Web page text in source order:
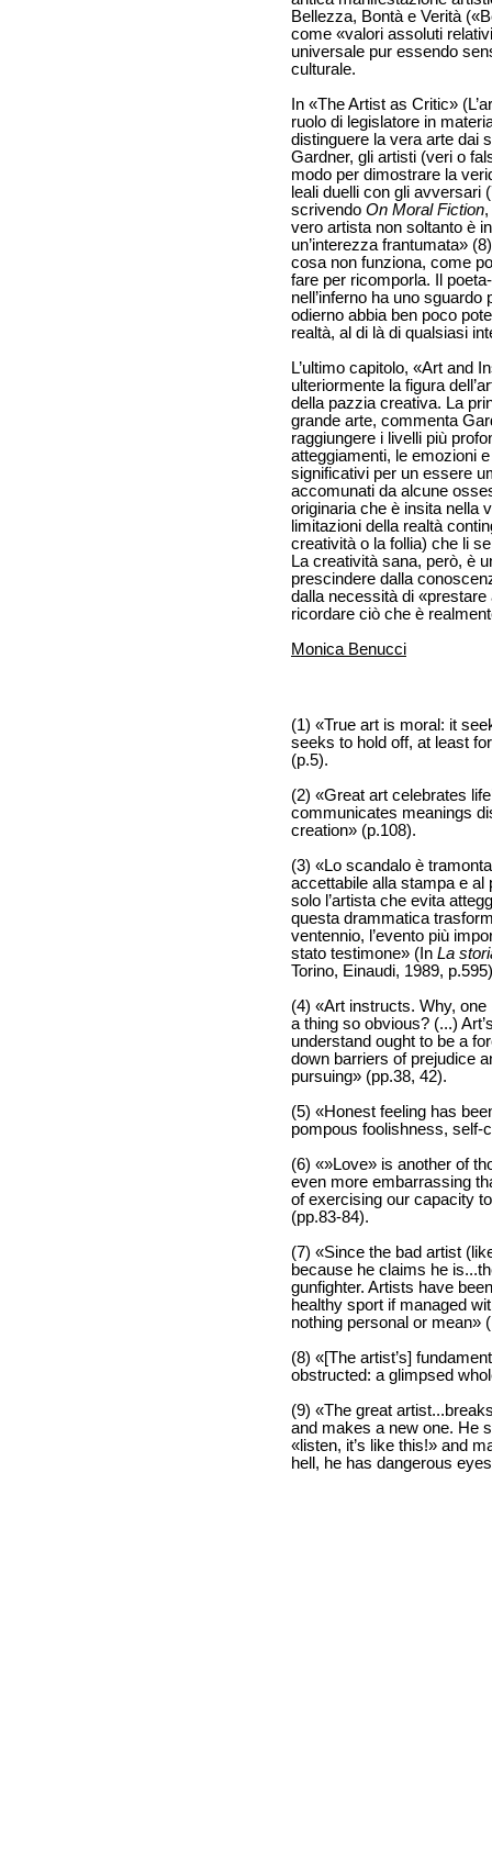
Bellezza, Bontà e Verità
come «valori assoluti
universale pur essendo
culturale.
In «The Artist as Critic»
ruolo di legislatore in
distinguere la vera arte dai
Gardner, gli artisti (veri o
modo per dimostrare la
leali duelli con gli avversari
scrivendo On Moral Fiction
vero artista non soltanto è
un’interezza frantumata»
cosa non funziona, come
fare per ricomporla. Il
nell’inferno ha uno
odierno abbia ben poco
realtà, al di là di qualsiasi
L’ultimo capitolo, «Art and
ulteriormente la figura
della pazzia creativa. La
grande arte, commenta
raggiungere i livelli più
atteggiamenti, le emozioni
significativi per un essere
accomunati da alcune
originaria che è insita nella
limitazioni della realtà
creatività o la follia) che li
La creatività sana, però, è
prescindere dalla
dalla necessità di
ricordare ciò che è
Monica Benucci
(1) «True art is moral: it
seeks to hold off, at least
(p.5).
(2) «Great art celebrates
communicates meanings
creation» (p.108).
(3) «Lo scandalo è
accettabile alla stampa e al
solo l’artista che evita
questa drammatica
ventennio, l’evento più
stato testimone» (In La
Torino, Einaudi, 1989,
(4) «Art instructs. Why,
a thing so obvious? (...)
understand ought to be a
down barriers of prejudice
pursuing» (pp.38, 42).
(5) «Honest feeling has
pompous foolishness, self-
(6) «»Love» is another of
even more embarrassing
of exercising our capacity
(pp.83-84).
(7) «Since the bad artist
because he claims he
gunfighter. Artists have
healthy sport if managed
nothing personal or mean»
(8) «[The artist’s]
obstructed: a glimpsed
(9) «The great
and makes a new one. He
«listen, it’s like this!» and
hell, he has dangerous